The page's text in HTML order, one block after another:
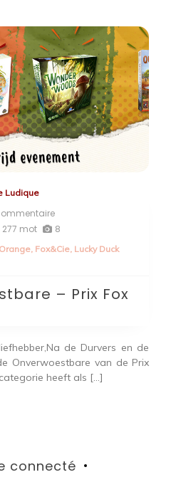
Ludique
on
De
–
277 mot 8
, Fox&Cie, Lucky Duck
– Prix Fox
de Durvers en de
Onverwoestbare van de Prix
heeft als […]
connecté